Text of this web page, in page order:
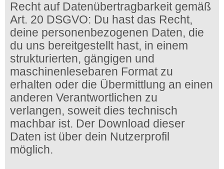
Recht auf Datenübertragbarkeit gemäß
Art. 20 DSGVO: Du hast das Recht,
deine personenbezogenen Daten, die
du uns bereitgestellt hast, in einem
strukturierten, gängigen und
maschinenlesebaren Format zu
erhalten oder die Übermittlung an einen
anderen Verantwortlichen zu
verlangen, soweit dies technisch
machbar ist. Der Download dieser
Daten ist über dein Nutzerprofil
möglich.